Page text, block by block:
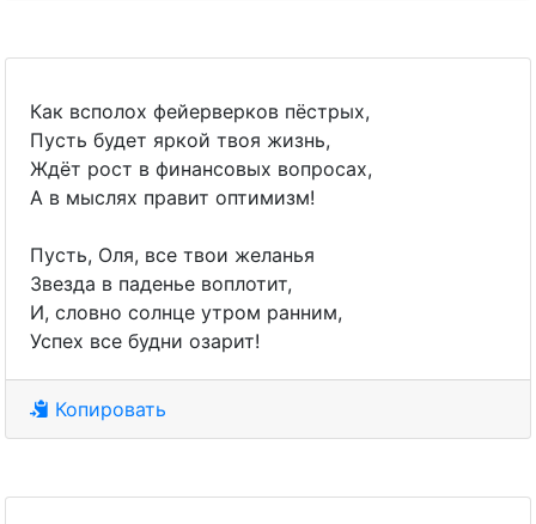
Как всполох фейерверков пёстрых,
Пусть будет яркой твоя жизнь,
Ждёт рост в финансовых вопросах,
А в мыслях правит оптимизм!
Пусть, Оля, все твои желанья
Звезда в паденье воплотит,
И, словно солнце утром ранним,
Успех все будни озарит!
Копировать